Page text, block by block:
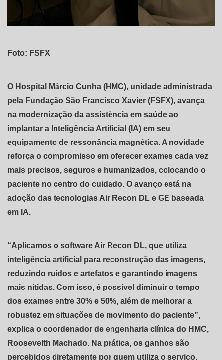
Foto: FSFX
O Hospital Márcio Cunha (HMC), unidade administrada
pela Fundação São Francisco Xavier (FSFX), avança
na modernização da assistência em saúde ao
implantar a Inteligência Artificial (IA) em seu
equipamento de ressonância magnética. A novidade
reforça o compromisso em oferecer exames cada vez
mais precisos, seguros e humanizados, colocando o
paciente no centro do cuidado. O avanço está na
adoção das tecnologias Air Recon DL e GE baseada
em IA.
“Aplicamos o software Air Recon DL, que utiliza
inteligência artificial para reconstrução das imagens,
reduzindo ruídos e artefatos e garantindo imagens
mais nítidas. Com isso, é possível diminuir o tempo
dos exames entre 30% e 50%, além de melhorar a
robustez em situações de movimento do paciente”,
explica o coordenador de engenharia clínica do HMC,
Roosevelth Machado. Na prática, os ganhos são
percebidos diretamente por quem utiliza o serviço.